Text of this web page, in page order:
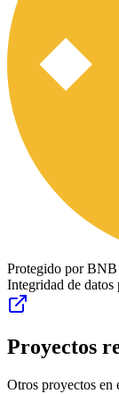
Protegido por BNB
Integridad de
Proyectos
Otros proyectos en